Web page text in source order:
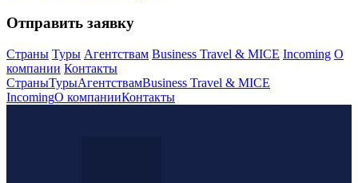
Отправить заявку
Страны Туры Агентствам Business Travel & MICE Incoming О
компании Контакты
СтраныТурыАгентствамBusiness Travel & MICE
IncomingО компанииКонтакты